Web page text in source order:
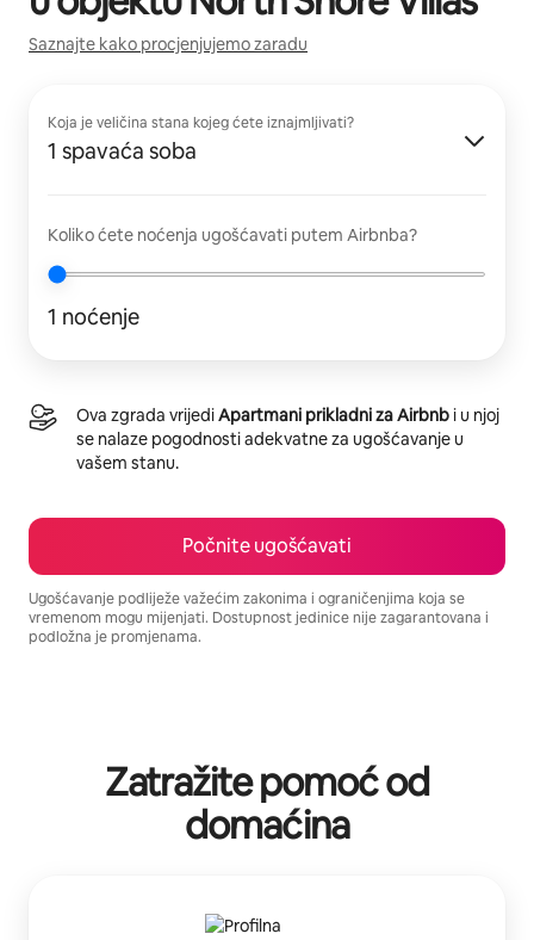
Saznajte kako procjenjujemo zaradu
Koja je veličina stana kojeg ćete iznajmljivati?
1 spavaća soba
Koliko ćete noćenja ugošćavati putem Airbnba?
1 noćenje
Ova zgrada vrijediApartmani prikladni za Airbnb i u njoj
se nalaze pogodnosti adekvatne za ugošćavanje u
vašem stanu.
Počnite ugošćavati
Ugošćavanje podliježe važećim zakonima i ograničenjima koja se
vremenom mogu mijenjati. Dostupnost jedinice nije zagarantovana i
podložna je promjenama.
Zatražite pomoć od
domaćina